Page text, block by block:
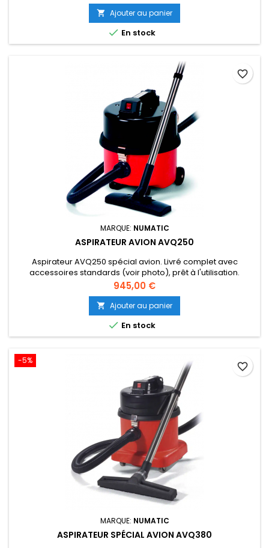
de
base
 Ajouter au panier
 En stock
MARQUE: NUMATIC
ASPIRATEUR AVION AVQ250
Aspirateur AVQ250 spécial avion. Livré complet avec
accessoires standards (voir photo), prêt à l'utilisation.
Prix
945,00 €
 Ajouter au panier
 En stock
favorite_border
-5%
MARQUE: NUMATIC
ASPIRATEUR SPÉCIAL AVION AVQ380
favorite_border